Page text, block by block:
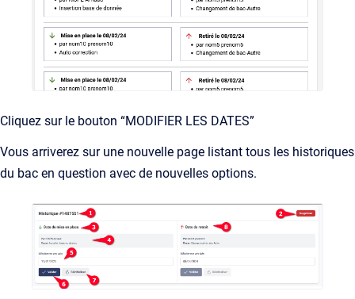
Cliquez sur le bouton “MODIFIER LES DATES”
Vous arriverez sur une nouvelle page listant tous les historiques
du bac en question avec de nouvelles options.